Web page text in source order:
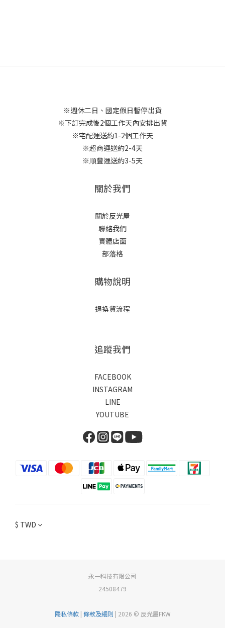
※週休二日、國定假日暫停出貨
※下訂完成後2個工作天內安排出貨
※宅配運送約1-2個工作天
※超商運送約2-4天
※順豐運送約3-5天
關於我們
關於反光屋
聯絡我們
實體店面
部落格
購物說明
退換貨流程
追蹤我們
FACEBOOK
INSTAGRAM
LINE
YOUTUBE
$ TWD
永一科技有限公司
24508479
隱私條款| 條款及細則 | 2026 © 反光屋FKW